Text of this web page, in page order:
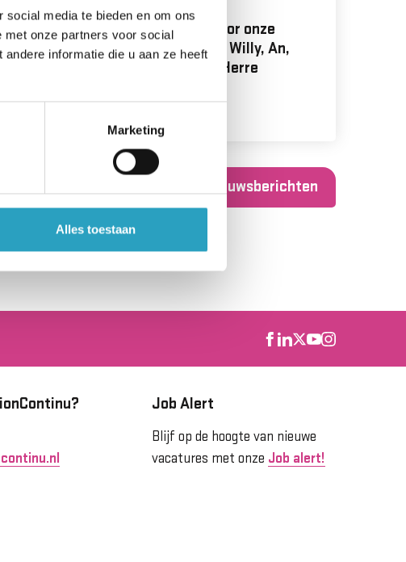
media te bieden en om ons
onze partners voor social
informatie die u aan ze heeft
Marketing
Alles toestaan
naar
Een lintje voor onze
vrijwilligers: Willy, An,
Martien en Herre
Alle nieuwsberichten
Job Alert
Blijf op de hoogte van nieuwe
vacatures met onze Job alert!